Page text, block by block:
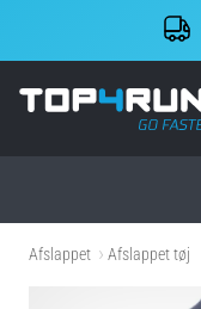
Afslappet Afslappet tøj